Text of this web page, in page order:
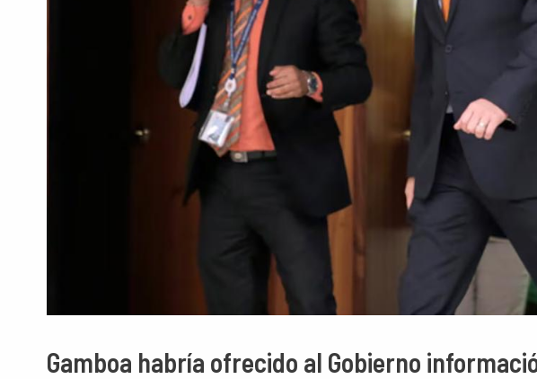
Gamboa habría ofrecido al Gobierno